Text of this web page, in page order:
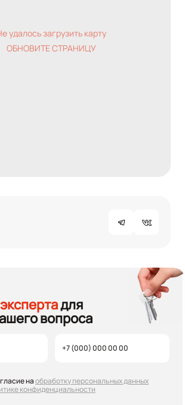
удалось загрузить карту
ОБНОВИТЕ СТРАНИЦУ
экспертадля
вопроса
наобработку персональных данных
конфиденциальности